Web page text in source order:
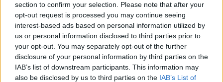
section to confirm your selection. Please note that after your
opt-out request is processed you may continue seeing
interest-based ads based on personal information utilized by
us or personal information disclosed to third parties prior to
your opt-out. You may separately opt-out of the further
disclosure of your personal information by third parties on the
IAB’s list of downstream participants. This information may
also be disclosed by us to third parties on the IAB’s List of
accident Bucuresti cfr lift palat